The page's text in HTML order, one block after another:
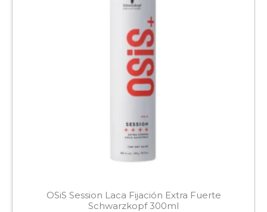
OSiS Session Laca Fijación Extra Fuerte
Schwarzkopf 300ml